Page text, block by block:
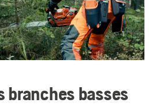
branches basses